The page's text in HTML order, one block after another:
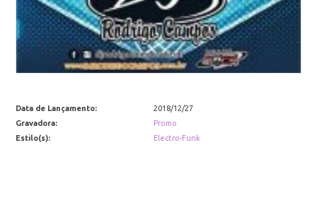
Data de Lançamento:
2018/12/27
Gravadora:
Promo
Estilo(s):
Electro-Funk